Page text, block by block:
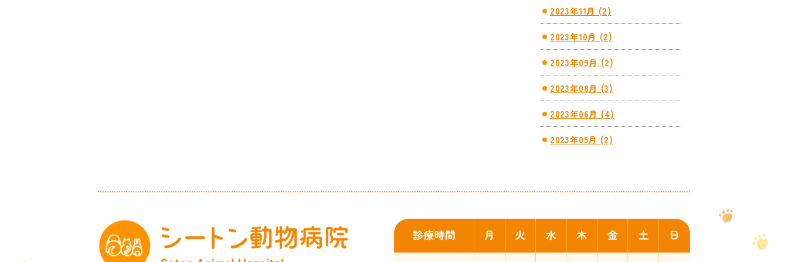
2023年11月 (2)
2023年10月 (2)
2023年09月 (2)
2023年08月 (3)
2023年06月 (4)
2023年05月 (2)